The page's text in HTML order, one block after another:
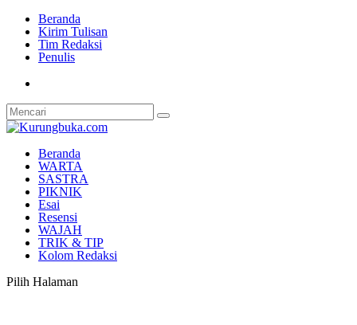
Beranda
Kirim Tulisan
Tim Redaksi
Penulis
Beranda
WARTA
SASTRA
PIKNIK
Esai
Resensi
WAJAH
TRIK & TIP
Kolom Redaksi
Pilih Halaman